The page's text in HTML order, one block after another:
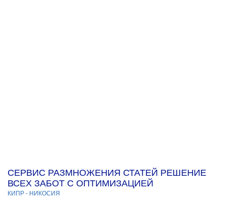
СЕРВИС РАЗМНОЖЕНИЯ СТАТЕЙ РЕШЕНИЕ
ВСЕХ ЗАБОТ С ОПТИМИЗАЦИЕЙ
КИПР - НИКОСИЯ